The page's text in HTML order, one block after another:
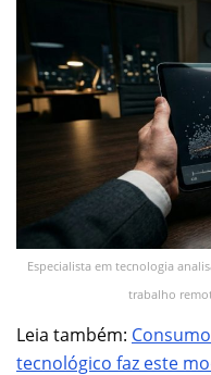
Especialista em tecnologia
trabalho
Leia também:
tecnológico faz este